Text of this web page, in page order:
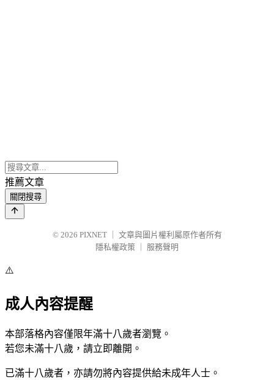
推薦文章
關閉搜尋
© 2026 PIXNET
文章與圖片權利屬原作者所有
隱私權政策
服務聲明
⚠️
成人內容提醒
本部落格內容僅限年滿十八歲者瀏覽。
若您未滿十八歲，請立即離開。
已滿十八歲者，亦請勿將內容提供給未成年人士。